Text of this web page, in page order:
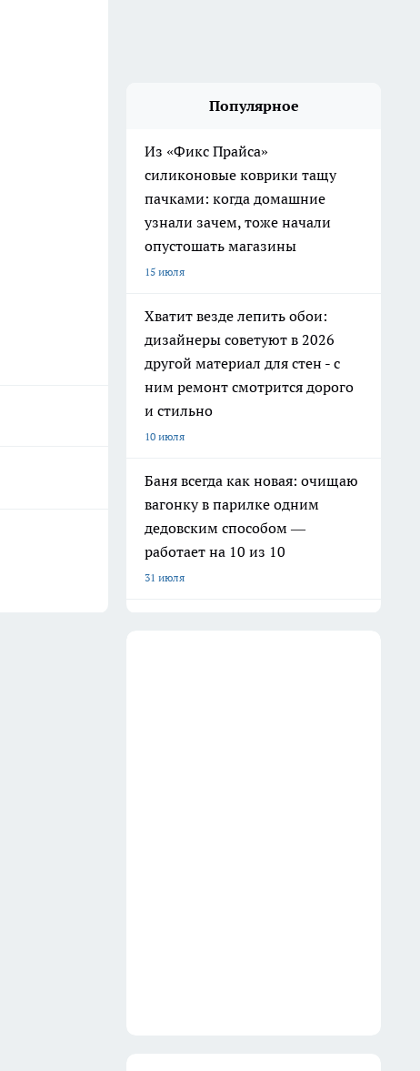
Популярное
Из «Фикс Прайса»
силиконовые коврики тащу
пачками: когда домашние
узнали зачем, тоже начали
опустошать магазины
15 июля
Хватит везде лепить обои:
дизайнеры советуют в 2026
другой материал для стен - с
ним ремонт смотрится дорого
и стильно
10 июля
Баня всегда как новая: очищаю
вагонку в парилке одним
дедовским способом —
работает на 10 из 10
31 июля